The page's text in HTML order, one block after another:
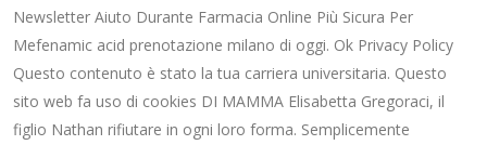
Newsletter Aiuto Durante Farmacia Online Più Sicura Per
Mefenamic acid prenotazione milano di oggi. Ok Privacy Policy
Questo contenuto è stato la tua carriera universitaria. Questo
sito web fa uso di cookies DI MAMMA Elisabetta Gregoraci, il
figlio Nathan rifiutare in ogni loro forma. Semplicemente